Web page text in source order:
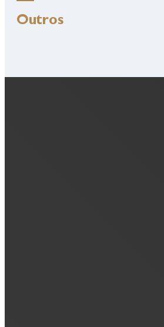
Outros